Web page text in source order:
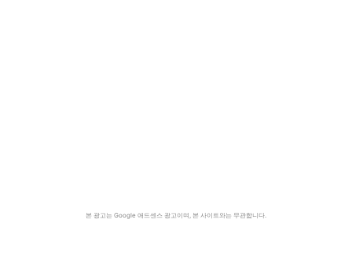
본 광고는 Google 애드센스 광고이며, 본 사이트와는 무관합니다.